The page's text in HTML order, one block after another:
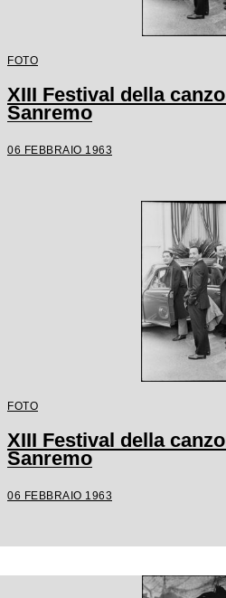
FOTO
XIII Festival della
Sanremo
06 FEBBRAIO 1963
FOTO
XIII Festival della
Sanremo
06 FEBBRAIO 1963